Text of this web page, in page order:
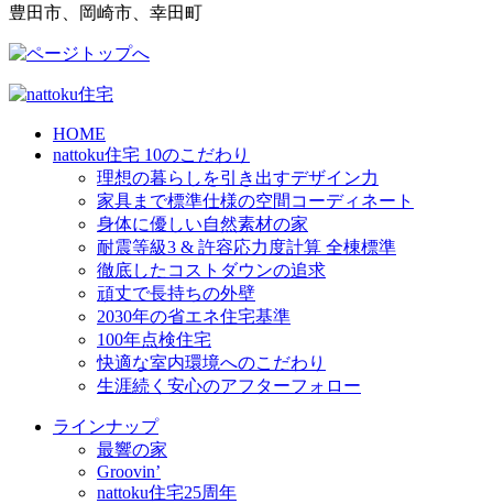
豊田市、岡崎市、幸田町
HOME
nattoku住宅 10のこだわり
理想の暮らしを引き出すデザイン力
家具まで標準仕様の空間コーディネート
身体に優しい自然素材の家
耐震等級3 & 許容応力度計算 全棟標準
徹底したコストダウンの追求
頑丈で長持ちの外壁
2030年の省エネ住宅基準
100年点検住宅
快適な室内環境へのこだわり
生涯続く安心のアフターフォロー
ラインナップ
最響の家
Groovin’
nattoku住宅25周年